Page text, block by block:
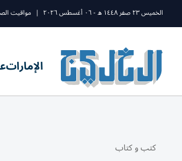
الخميس ٢٣ صفر ١٤٤٨ ه - ٠٦ أغسطس ٢٠٢٦ | مواقيت
الإمارات
كتب و كتاب